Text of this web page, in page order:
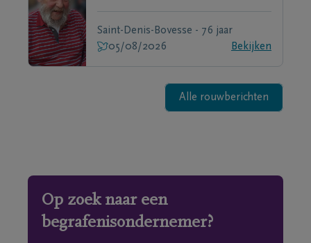
Saint-Denis-Bovesse - 76 jaar
05/08/2026
Bekijken
Alle rouwberichten
Op zoek naar een
begrafenisondernemer?